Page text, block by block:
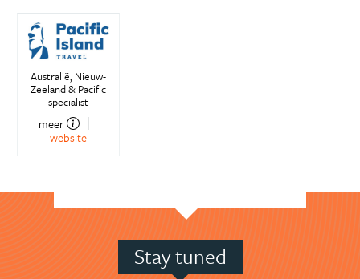
Australië, Nieuw-
Zeeland & Pacific
specialist
meer
website
Stay tuned